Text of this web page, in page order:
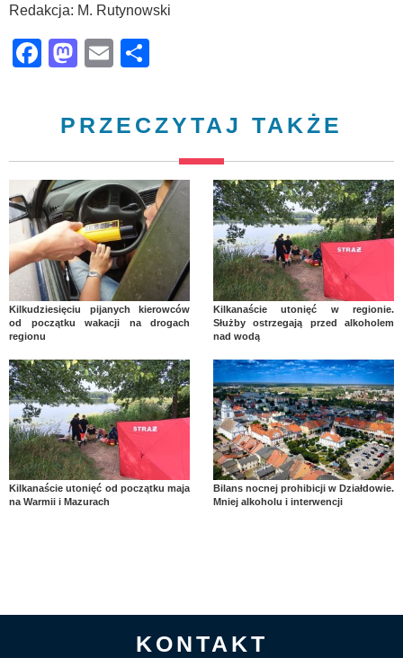
Redakcja: M. Rutynowski
Facebook
Mastodon
Email
PRZECZYTAJ TAKŻE
Kilkudziesięciu pijanych kierowców
od początku wakacji na drogach
regionu
Kilkanaście utonięć w regionie.
Służby ostrzegają przed alkoholem
nad wodą
Kilkanaście utonięć od początku maja
na Warmii i Mazurach
Bilans nocnej prohibicji w Działdowie.
Mniej alkoholu i interwencji
KONTAKT